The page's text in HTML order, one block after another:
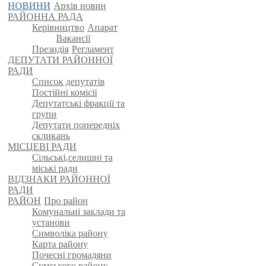
НОВИНИ Архів новин
РАЙОННА РАДА
Керівництво Апарат
Вакансії
Президія Регламент
ДЕПУТАТИ РАЙОННОЇ
РАДИ
Список депутатів
Постійні комісії
Депутатські фракції та
групи
Депутати попередніх
скликань
МІСЦЕВІ РАДИ
Сільські,селищні та
міські ради
ВІДЗНАКИ РАЙОННОЇ
РАДИ
РАЙОН Про район
Комунальні заклади та
установи
Символіка району
Карта району
Почесні громадяни